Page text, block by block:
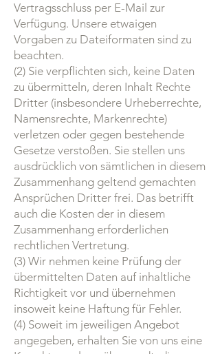
Vertragsschluss per E-Mail zur
Verfügung. Unsere etwaigen
Vorgaben zu Dateiformaten sind zu
beachten.
(2) Sie verpflichten sich, keine Daten
zu übermitteln, deren Inhalt Rechte
Dritter (insbesondere Urheberrechte,
Namensrechte, Markenrechte)
verletzen oder gegen bestehende
Gesetze verstoßen. Sie stellen uns
ausdrücklich von sämtlichen in diesem
Zusammenhang geltend gemachten
Ansprüchen Dritter frei. Das betrifft
auch die Kosten der in diesem
Zusammenhang erforderlichen
rechtlichen Vertretung.
(3) Wir nehmen keine Prüfung der
übermittelten Daten auf inhaltliche
Richtigkeit vor und übernehmen
insoweit keine Haftung für Fehler.
(4) Soweit im jeweiligen Angebot
angegeben, erhalten Sie von uns eine